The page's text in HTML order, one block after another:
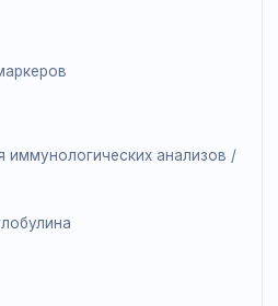
костной ткани
Premium